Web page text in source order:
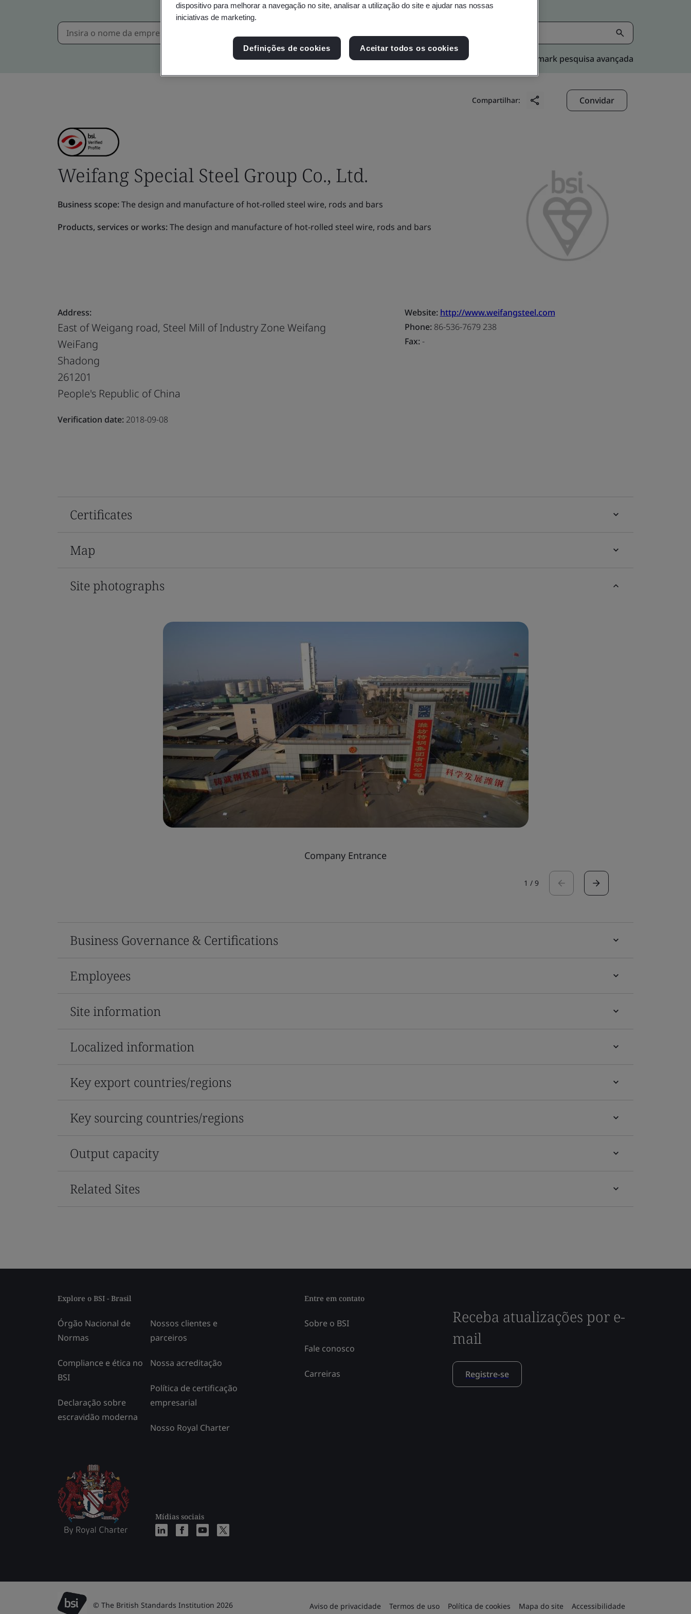
Kitemark pesquisa avançada
Compartilhar: Convidar
Weifang Special Steel Group Co., Ltd.
Business scope:The design and manufacture of hot-rolled steel wire, rods and bars
Products, services or works:The design and manufacture of hot-rolled steel wire, rods and bars
Address:
East of Weigang road, Steel Mill of Industry Zone Weifang
WeiFang
Shadong
261201
People's Republic of China
Verification date: 2018-09-08
Website: http://www.weifangsteel.com
Phone:86-536-7679 238
Fax:-
Certificates
Map
Site photographs
Company Entrance
1 / 9
Business Governance & Certifications
Employees
Site information
Localized information
Key export countries/regions
Key sourcing countries/regions
Output capacity
Related Sites
Explore o BSI - Brasil
Órgão Nacional de
Normas
Compliance e ética no
BSI
Declaração sobre
escravidão moderna
Nossos clientes e
parceiros
Nossa acreditação
Política de certificação
empresarial
Nosso Royal Charter
Mídias sociais
Entre em contato
Sobre o BSI
Fale conosco
Carreiras
Receba atualizações por e-
mail
Registre-se
© The British Standards Institution 2026 Aviso de privacidade Termos de uso Política de cookies Mapa do site Accessibilidade
dispositivo para melhorar a navegação no site, analisar a utilização do site e ajudar nas nossas
iniciativas de marketing.
Definições de cookies Aceitar todos os cookies